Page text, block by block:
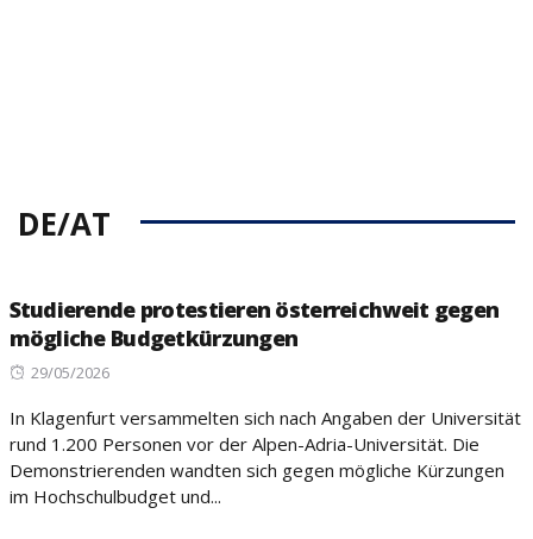
DE/AT
Studierende protestieren österreichweit gegen
mögliche Budgetkürzungen
Posted
29/05/2026
In Klagenfurt versammelten sich nach Angaben der Universität
rund 1.200 Personen vor der Alpen-Adria-Universität. Die
Demonstrierenden wandten sich gegen mögliche Kürzungen
im Hochschulbudget und...